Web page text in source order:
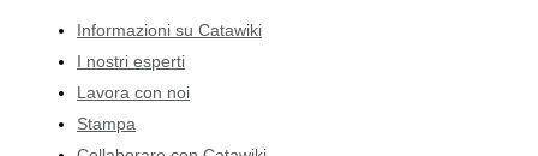
Informazioni su Catawiki
I nostri esperti
Lavora con noi
Stampa